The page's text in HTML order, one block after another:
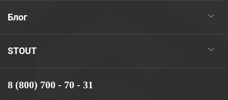
8 (800) 700 - 70 - 31
STOUT
Блог